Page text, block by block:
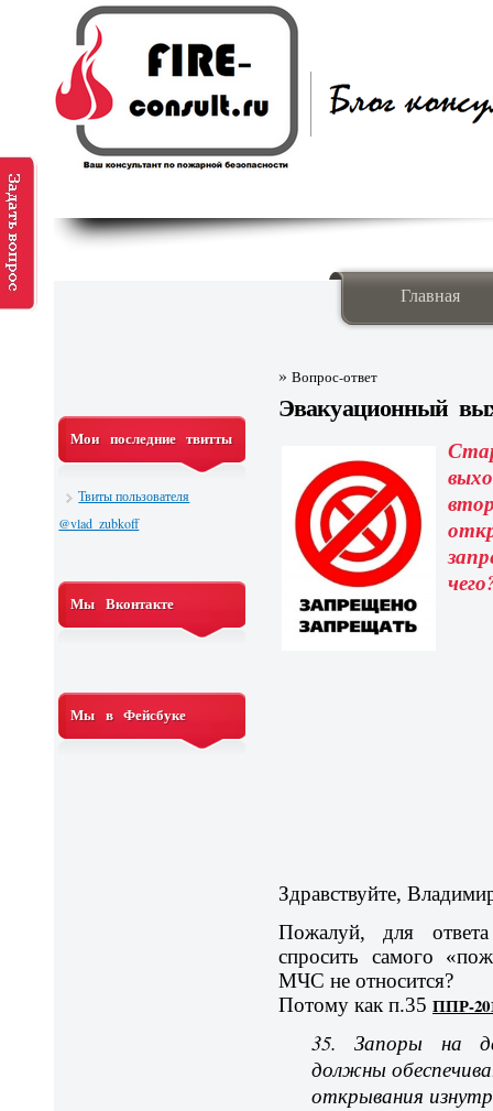
Главная
»Вопрос-ответ
Эвакуационный
Здравствуйте,
Пожалуй, для
спросить самого
МЧС не относится?
Потому как п.35ППР-
35. Запоры на
должны
открывания
Мои последние твитты
Твиты пользователя
@vlad_zubkoff
Мы Вконтакте
Мы в Фейсбуке